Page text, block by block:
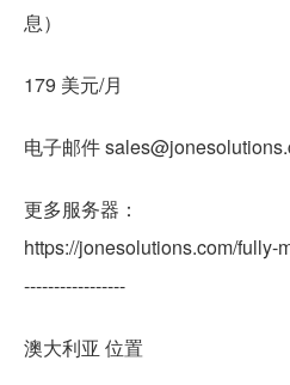
息）
179 美元/月
电子邮件
更多服务器：
https://jonesolutions.com/fully-
-----------------
澳大利亚 位置